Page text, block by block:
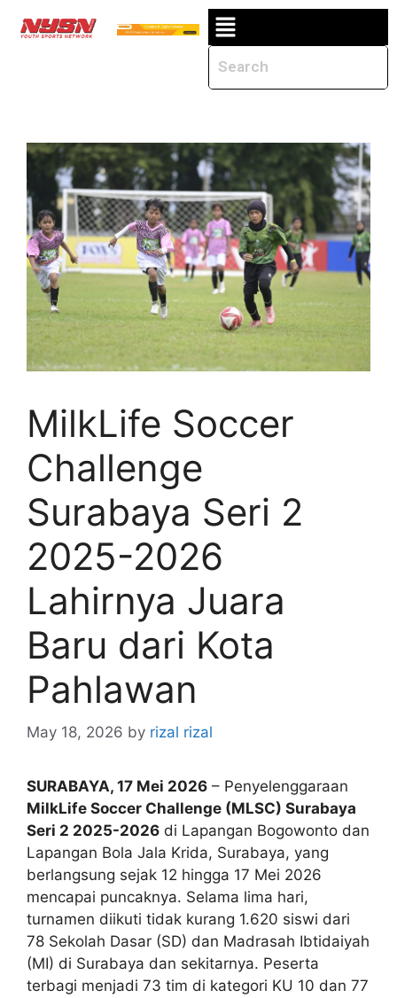
MilkLife Soccer
Challenge
Surabaya Seri 2
2025-2026
Lahirnya Juara
Baru dari Kota
Pahlawan
May 18, 2026 by rizal rizal
SURABAYA, 17 Mei 2026 – Penyelenggaraan
MilkLife Soccer Challenge (MLSC) Surabaya
Seri 2 2025-2026 di Lapangan Bogowonto dan
Lapangan Bola Jala Krida, Surabaya, yang
berlangsung sejak 12 hingga 17 Mei 2026
mencapai puncaknya. Selama lima hari,
turnamen diikuti tidak kurang 1.620 siswi dari
78 Sekolah Dasar (SD) dan Madrasah Ibtidaiyah
(MI) di Surabaya dan sekitarnya. Peserta
terbagi menjadi 73 tim di kategori KU 10 dan 77